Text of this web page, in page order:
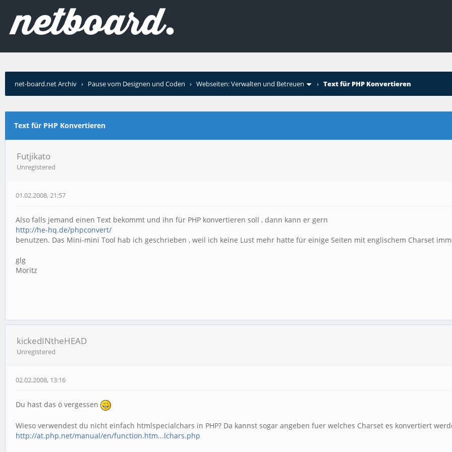
net-board.net Archiv › Pause vom Designen und Coden › Webseiten: Verwalten und Betreuen › Text für PHP Konvertieren
Text für PHP Konvertieren
Futjikato
Unregistered
01.02.2008, 21:57
Also falls jemand einen Text bekommt und ihn für PHP konvertieren soll , dann kann er gern
http://he-hq.de/phpconvert/
benutzen. Das Mini-mini Tool hab ich geschrieben , weil ich keine Lust mehr hatte für einige Seiten mit englischem Charset
glg
Moritz
kickedINtheHEAD
Unregistered
02.02.2008, 13:16
Du hast das ö vergessen
Wieso verwendest du nicht einfach htmlspecialchars in PHP? Da kannst sogar angeben fuer welches Charset es konvertiert
http://at.php.net/manual/en/function.htm...lchars.php